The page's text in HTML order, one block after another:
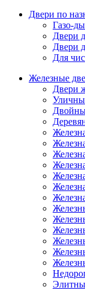
Двери по
Газо-
Двери
Двери
Для
Железные
Двери